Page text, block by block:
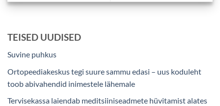
TEISED UUDISED
Suvine puhkus
Ortopeediakeskus tegi suure sammu edasi – uus koduleht
toob abivahendid inimestele lähemale
Tervisekassa laiendab meditsiiniseadmete hüvitamist alates